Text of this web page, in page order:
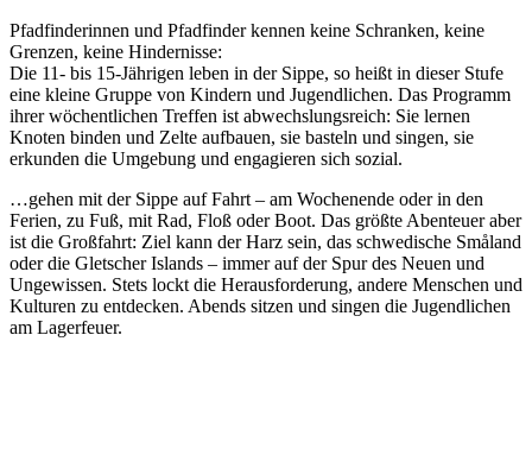
Pfadfinderinnen und Pfadfinder kennen keine Schranken, keine
Grenzen, keine Hindernisse:
Die 11- bis 15-Jährigen leben in der Sippe, so heißt in dieser Stufe
eine kleine Gruppe von Kindern und Jugendlichen. Das Programm
ihrer wöchentlichen Treffen ist abwechslungsreich: Sie lernen
Knoten binden und Zelte aufbauen, sie basteln und singen, sie
erkunden die Umgebung und engagieren sich sozial.
…gehen mit der Sippe auf Fahrt – am Wochenende oder in den
Ferien, zu Fuß, mit Rad, Floß oder Boot. Das größte Abenteuer aber
ist die Großfahrt: Ziel kann der Harz sein, das schwedische Småland
oder die Gletscher Islands – immer auf der Spur des Neuen und
Ungewissen. Stets lockt die Herausforderung, andere Menschen und
Kulturen zu entdecken. Abends sitzen und singen die Jugendlichen
am Lagerfeuer.